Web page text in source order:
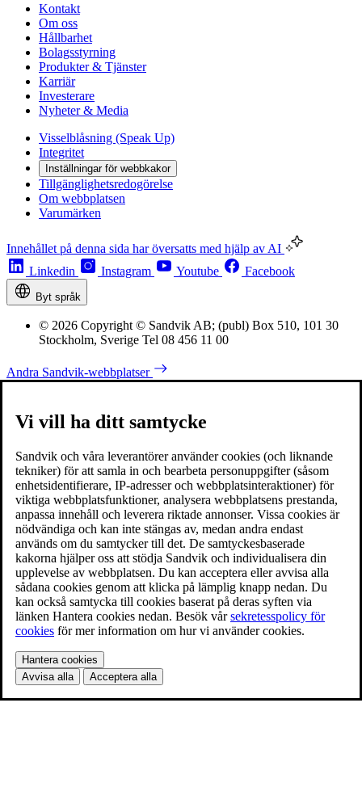
Kontakt
Om oss
Hållbarhet
Bolagsstyrning
Produkter & Tjänster
Karriär
Investerare
Nyheter & Media
Visselblåsning (Speak Up)
Integritet
Inställningar för webbkakor
Tillgänglighetsredogörelse
Om webbplatsen
Varumärken
Innehållet på denna sida har översatts med hjälp av AI
Linkedin
Instagram Youtube Facebook
Byt språk
© 2026 Copyright © Sandvik AB; (publ) Box 510, 101 30
Stockholm, Sverige Tel 08 456 11 00
Andra Sandvik-webbplatser
Vi vill ha ditt samtycke
Sandvik och våra leverantörer använder cookies (och liknande
tekniker) för att samla in och bearbeta personuppgifter (såsom
enhetsidentifierare, IP-adresser och webbplatsinteraktioner) för
viktiga webbplatsfunktioner, analysera webbplatsens prestanda,
anpassa innehåll och leverera riktade annonser. Vissa cookies är
nödvändiga och kan inte stängas av, medan andra endast
används om du samtycker till det. De samtyckesbaserade
kakorna hjälper oss att stödja Sandvik och individualisera din
upplevelse av webbplatsen. Du kan acceptera eller avvisa alla
sådana cookies genom att klicka på lämplig knapp nedan. Du
kan också samtycka till cookies baserat på deras syften via
länken Hantera cookies nedan. Besök vårsekretesspolicy för
cookies för mer information om hur vi använder cookies.
Hantera cookies
Avvisa alla
Acceptera alla